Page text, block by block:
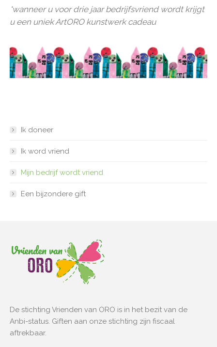
*wanneer u voor drie jaar bedrijfsvriend wordt krijgt
u een uniek ArtORO kunstwerk cadeau
Ik doneer
Ik word vriend
Mijn bedrijf wordt vriend
Een bijzondere gift
De stichting Vrienden van ORO is in het bezit van de
Anbi-status. Giften aan onze stichting zijn fiscaal
aftrekbaar.